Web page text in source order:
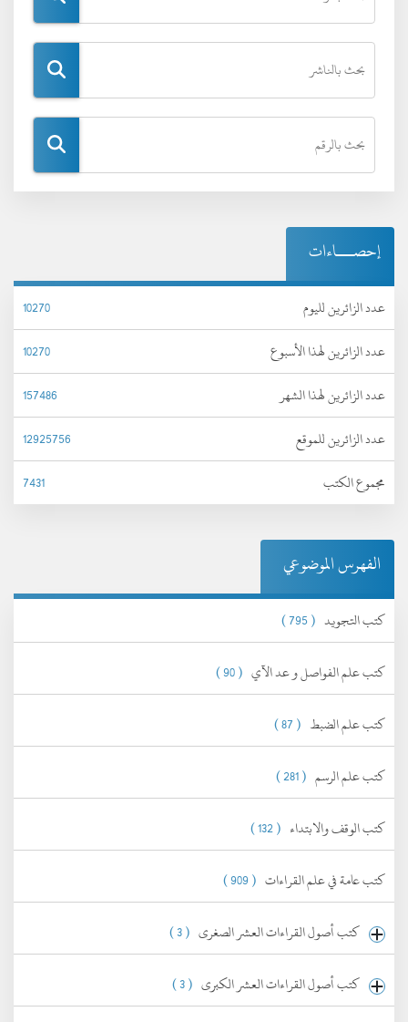
إحصـــاءات
عدد الزائرين لليوم
10270
عدد الزائرين لهذا الأسبوع
10270
عدد الزائرين لهذا الشهر
157486
عدد الزائرين للموقع
12925756
مجموع الكتب
7431
الفهرس الموضوعي
كتب التجويد ( 795 )
كتب علم الفواصل و عد الآي ( 90 )
كتب علم الضبط ( 87 )
كتب علم الرسم ( 281 )
كتب الوقف والابتداء ( 132 )
كتب عامة في علم القراءات ( 909 )
كتب أصول القراءات العشر الصغرى ( 3 )
كتب أصول القراءات العشر الكبرى ( 3 )